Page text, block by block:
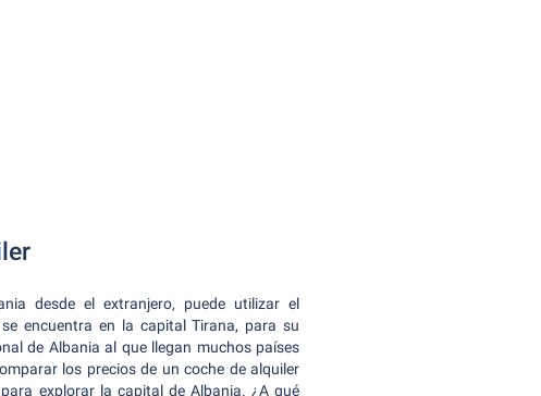
desde el extranjero, puede utilizar el
encuentra en la capital Tirana, para su
de Albania al que llegan muchos países
los precios de un coche de alquiler
explorar la capital de Albania. ¿A qué